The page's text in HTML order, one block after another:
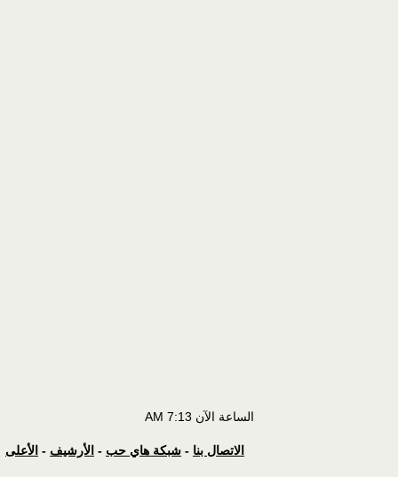
الساعة الآن 7:13 AM
الاتصال بنا - شبكة هاي حب - الأرشيف - الأعلى